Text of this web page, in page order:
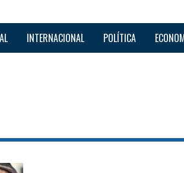
INTERNACIONAL POLÍTICA